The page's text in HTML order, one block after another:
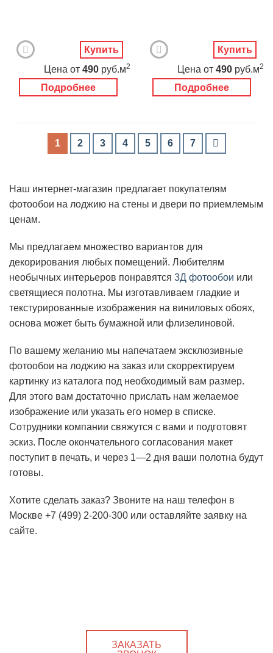
Подробнее
Цена от 490 руб.м2
Купить
Подробнее
Цена от 490 руб.м2
Купить
1 2 3 4 5 6 7
Наш интернет-магазин предлагает покупателям
фотообои на лоджию на стены и двери по приемлемым
ценам.
Мы предлагаем множество вариантов для
декорирования любых помещений. Любителям
необычных интерьеров понравятся 3Д фотообои или
светящиеся полотна. Мы изготавливаем гладкие и
текстурированные изображения на виниловых обоях,
основа может быть бумажной или флизелиновой.
По вашему желанию мы напечатаем эксклюзивные
фотообои на лоджию на заказ или скорректируем
картинку из каталога под необходимый вам размер.
Для этого вам достаточно прислать нам желаемое
изображение или указать его номер в списке.
Сотрудники компании свяжутся с вами и подготовят
эскиз. После окончательного согласования макет
поступит в печать, и через 1―2 дня ваши полотна будут
готовы.
Хотите сделать заказ? Звоните на наш телефон в
Москве +7 (499) 2-200-300 или оставляйте заявку на
сайте.
ЗАКАЗАТЬ